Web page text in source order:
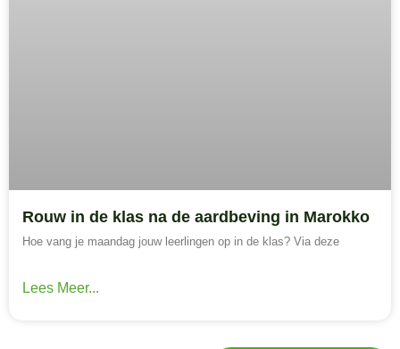
Rouw in de klas na de aardbeving in Marokko
Hoe vang je maandag jouw leerlingen op in de klas? Via deze
Lees Meer...